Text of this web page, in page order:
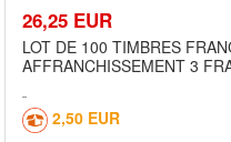
26,25 EUR
LOT DE 100 TIMBRES
AFFRANCHISSEMENT 3
2,50 EUR